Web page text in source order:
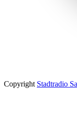
Copyright Stadtradio